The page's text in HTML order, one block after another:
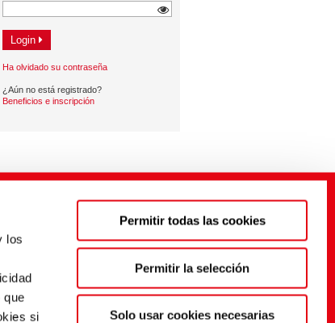
los
que
si
Permitir todas las cookies
Permitir la selección
Solo usar cookies necesarias